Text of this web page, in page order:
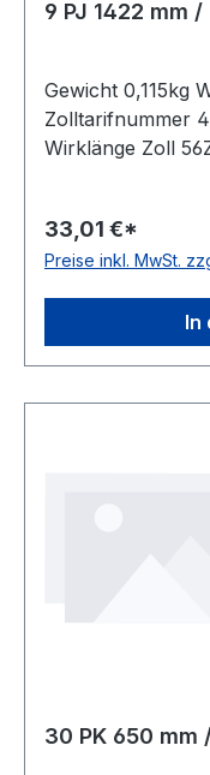
9 PJ 1422 mm
Gewicht 0,115kg
Zolltarifnummer
Wirklänge Zoll
Norm DIN 7867
Polyester
33,01 €*
Preise inkl. MwSt.
In
30 PK 650 mm